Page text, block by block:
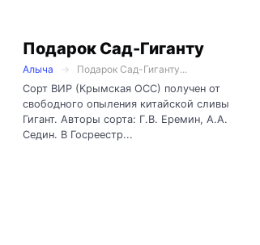
Подарок Сад-Гиганту
Алыча
Подарок Сад-Гиганту...
Сорт ВИР (Крымская ОСС) получен от
свободного опыления китайской сливы
Гигант. Авторы сорта: Г.В. Еремин, А.А.
Седин. В Госреестр...